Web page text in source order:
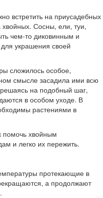
встретить на приусадебных
хвойных. Сосны, ели, туи,
чем-то диковинным и
украшения своей
сложилось особое,
смысле засадила ими всю
на подобный шаг,
в особом уходе. В
растениями в
помочь хвойным
и легко их пережить.
протекающие в
а продолжают